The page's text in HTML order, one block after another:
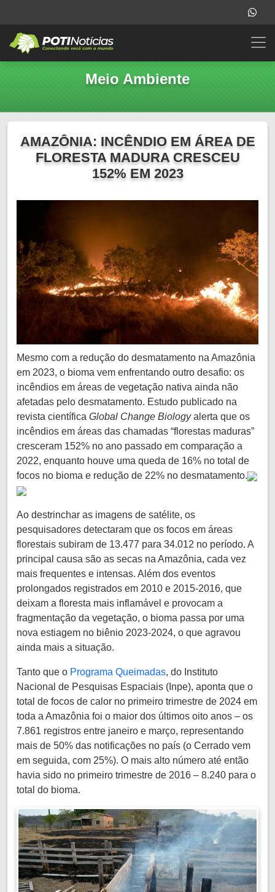
Meio Ambiente
AMAZÔNIA: INCÊNDIO EM ÁREA DE
FLORESTA MADURA CRESCEU
152% EM 2023
Mesmo com a redução do desmatamento na Amazônia
em 2023, o bioma vem enfrentando outro desafio: os
incêndios em áreas de vegetação nativa ainda não
afetadas pelo desmatamento. Estudo publicado na
revista científica Global Change Biologyalerta que os
incêndios em áreas das chamadas “florestas maduras”
cresceram 152% no ano passado em comparação a
2022, enquanto houve uma queda de 16% no total de
focos no bioma e redução de 22% no desmatamento.
Ao destrinchar as imagens de satélite, os
pesquisadores detectaram que os focos em áreas
florestais subiram de 13.477 para 34.012 no período. A
principal causa são as secas na Amazônia, cada vez
mais frequentes e intensas. Além dos eventos
prolongados registrados em 2010 e 2015-2016, que
deixam a floresta mais inflamável e provocam a
fragmentação da vegetação, o bioma passa por uma
nova estiagem no biênio 2023-2024, o que agravou
ainda mais a situação.
Tanto que o Programa Queimadas, do Instituto
Nacional de Pesquisas Espaciais (Inpe), aponta que o
total de focos de calor no primeiro trimestre de 2024 em
toda a Amazônia foi o maior dos últimos oito anos – os
7.861 registros entre janeiro e março, representando
mais de 50% das notificações no país (o Cerrado vem
em seguida, com 25%). O mais alto número até então
havia sido no primeiro trimestre de 2016 – 8.240 para o
total do bioma.